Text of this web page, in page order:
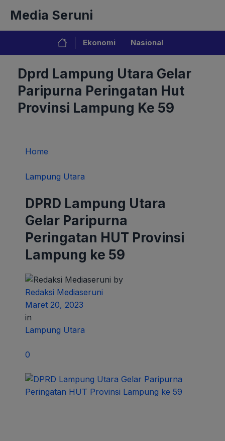
isi
Media Seruni
Ekonomi Nasional
Dprd Lampung Utara Gelar
Paripurna Peringatan Hut
Provinsi Lampung Ke 59
Home
Lampung Utara
DPRD Lampung Utara
Gelar Paripurna
Peringatan HUT Provinsi
Lampung ke 59
by
Redaksi Mediaseruni
Maret 20, 2023
in
Lampung Utara
0